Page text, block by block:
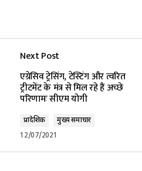
Next Post
एग्रेसिव ट्रेसिंग, टेस्टिंग और त्वरित
ट्रीटमेंट के मंत्र से मिल रहे हैं अच्छे
परिणामः सीएम योगी
प्रादेशिक
मुख्य समाचार
12/07/2021